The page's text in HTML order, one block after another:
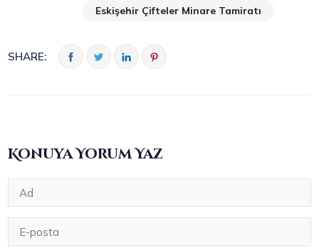
Eskişehir Çifteler Minare Tamiratı
SHARE:
Konuya Yorum Yaz